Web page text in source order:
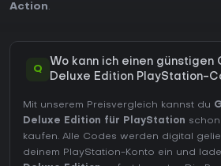
Action.
Q
Wo kann ich einen günstigen
Deluxe Edition PlayStation-
Mit unserem Preisvergleich kannst du
Deluxe Edition für PlayStation
kaufen. Alle Codes werden digital
deinem PlayStation-Konto ein und lade